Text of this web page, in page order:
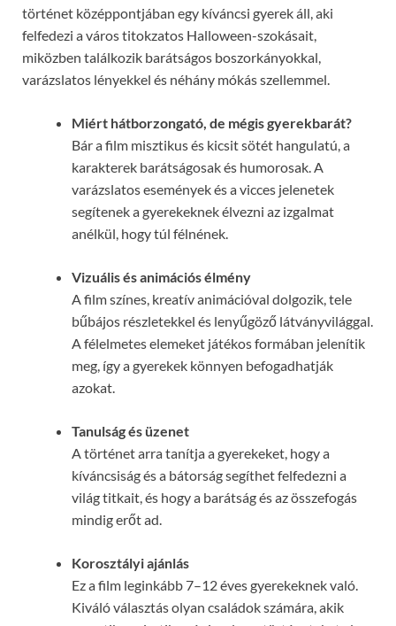
történet középpontjában egy kíváncsi gyerek áll, aki
felfedezi a város titokzatos Halloween-szokásait,
miközben találkozik barátságos boszorkányokkal,
varázslatos lényekkel és néhány mókás szellemmel.
Miért hátborzongató, de mégis gyerekbarát?
Bár a film misztikus és kicsit sötét hangulatú, a
karakterek barátságosak és humorosak. A
varázslatos események és a vicces jelenetek
segítenek a gyerekeknek élvezni az izgalmat
anélkül, hogy túl félnének.
Vizuális és animációs élmény
A film színes, kreatív animációval dolgozik, tele
bűbájos részletekkel és lenyűgöző látványvilággal.
A félelmetes elemeket játékos formában jelenítik
meg, így a gyerekek könnyen befogadhatják
azokat.
Tanulság és üzenet
A történet arra tanítja a gyerekeket, hogy a
kíváncsiság és a bátorság segíthet felfedezni a
világ titkait, és hogy a barátság és az összefogás
mindig erőt ad.
Korosztályi ajánlás
Ez a film leginkább 7–12 éves gyerekeknek való.
Kiváló választás olyan családok számára, akik